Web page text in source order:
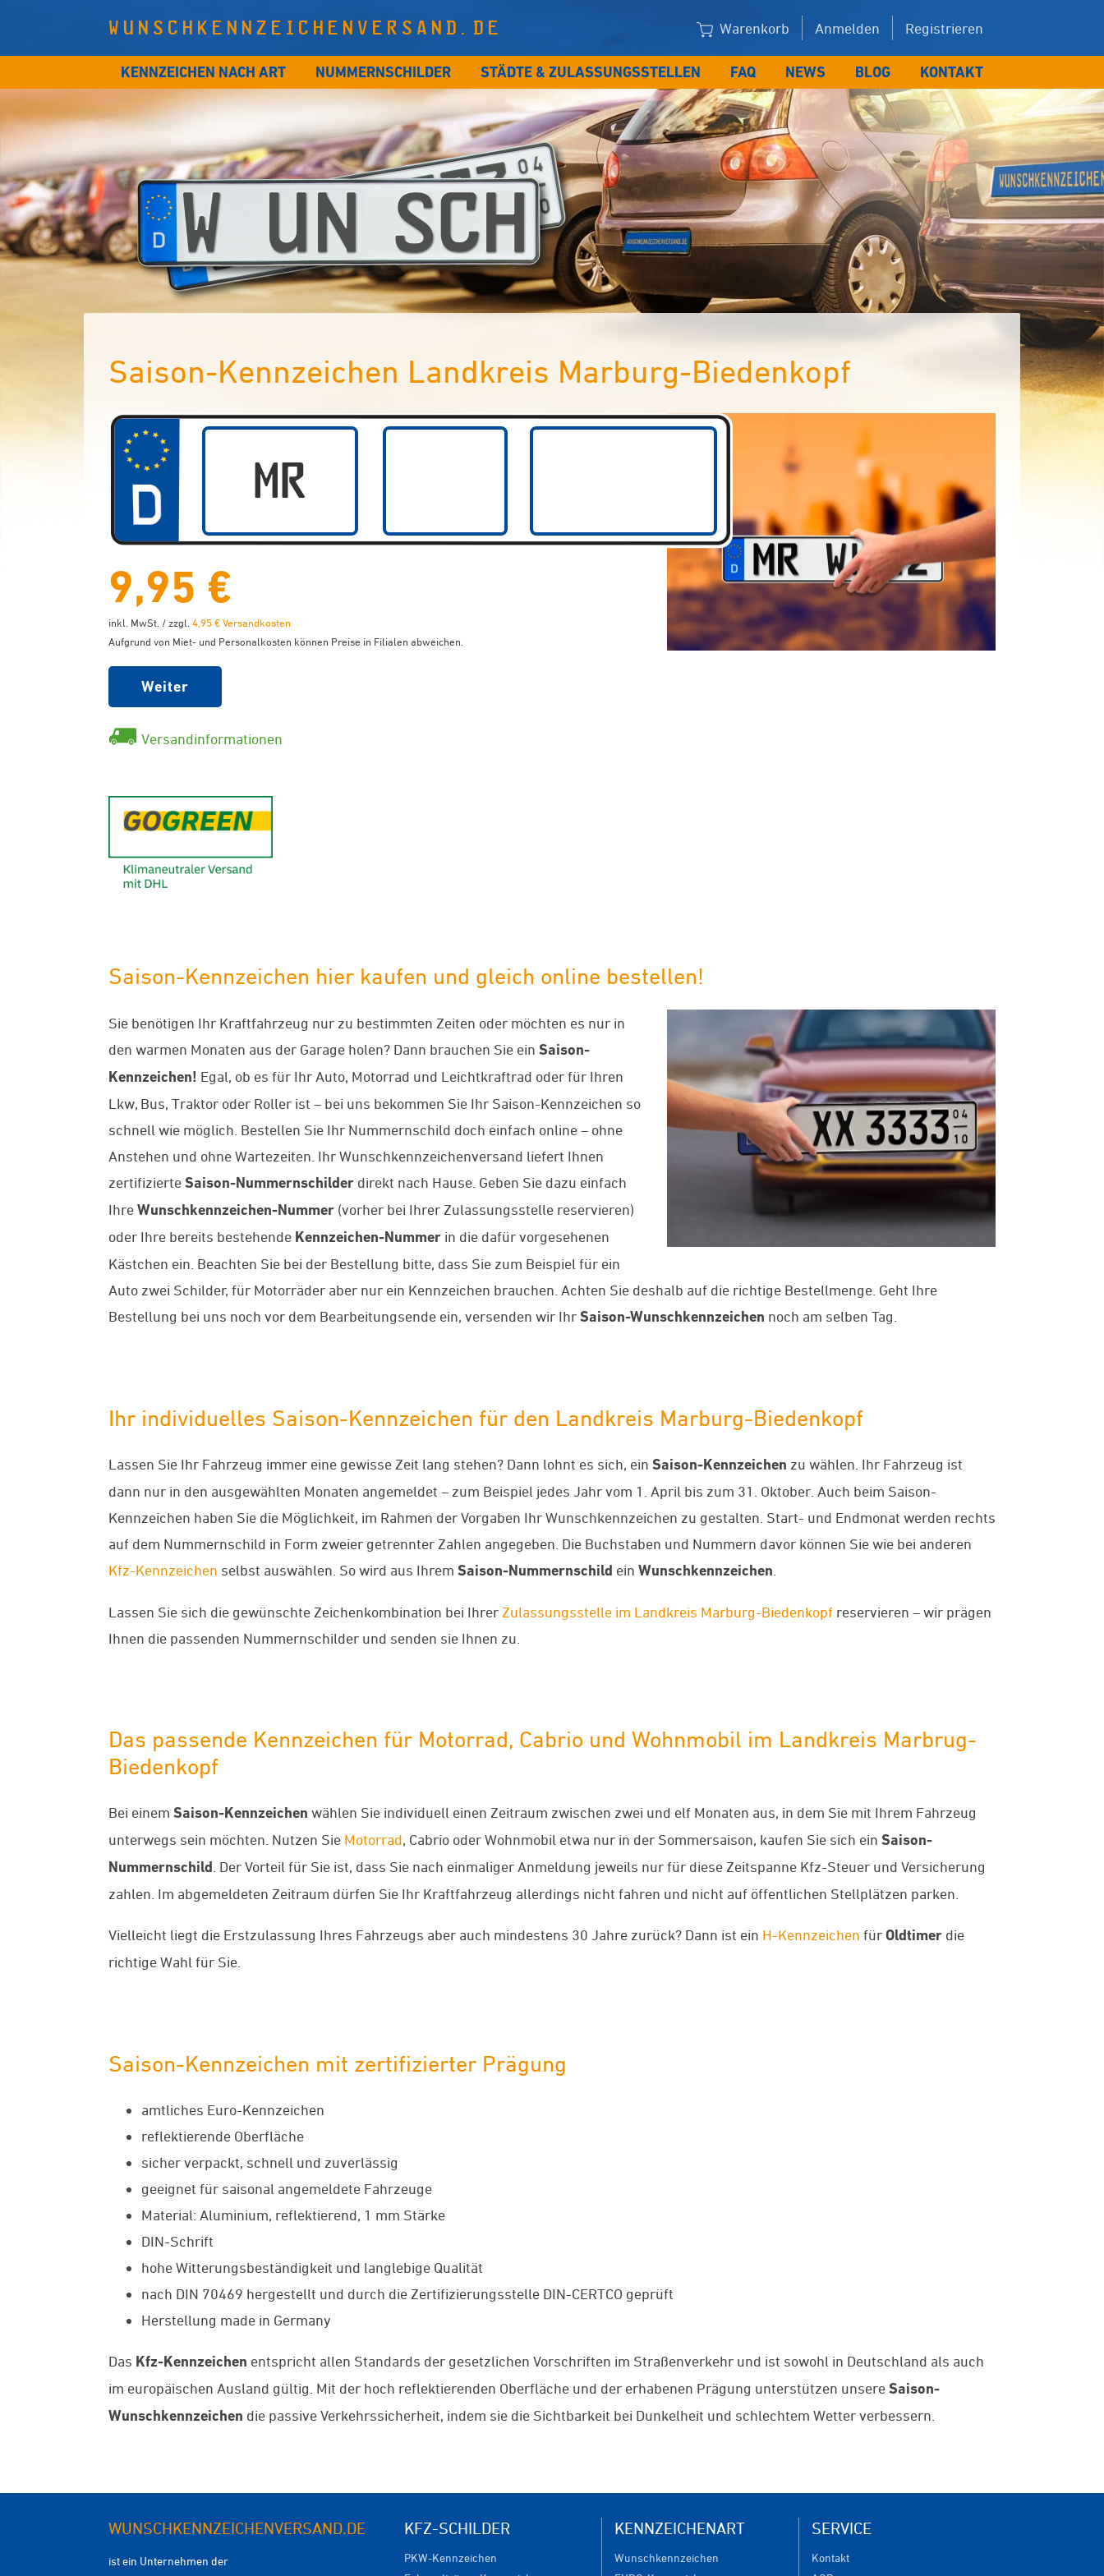
WUNSCHKENNZEICHENVERSAND.DE Warenkorb Anmelden Registrieren
KENNZEICHEN NACH ART NUMMERNSCHILDER STÄDTE & ZULASSUNGSSTELLEN FAQ NEWS BLOG KONTAKT
Saison-Kennzeichen Landkreis Marburg-Biedenkopf
9,95 €
inkl. MwSt. / zzgl. 4,95 € Versandkosten
Aufgrund von Miet- und Personalkosten können Preise in Filialen abweichen.
Weiter
Versandinformationen
Saison-Kennzeichen hier kaufen und gleich online bestellen!
Sie benötigen Ihr Kraftfahrzeug nur zu bestimmten Zeiten oder möchten es nur in
den warmen Monaten aus der Garage holen? Dann brauchen Sie ein Saison-
Kennzeichen! Egal, ob es für Ihr Auto, Motorrad und Leichtkraftrad oder für Ihren
Lkw, Bus, Traktor oder Roller ist – bei uns bekommen Sie Ihr Saison-Kennzeichen so
schnell wie möglich. Bestellen Sie Ihr Nummernschild doch einfach online – ohne
Anstehen und ohne Wartezeiten. Ihr Wunschkennzeichenversand liefert Ihnen
zertifizierte Saison-Nummernschilder direkt nach Hause. Geben Sie dazu einfach
Ihre Wunschkennzeichen-Nummer (vorher bei Ihrer Zulassungsstelle reservieren)
oder Ihre bereits bestehende Kennzeichen-Nummer in die dafür vorgesehenen
Kästchen ein. Beachten Sie bei der Bestellung bitte, dass Sie zum Beispiel für ein
Auto zwei Schilder, für Motorräder aber nur ein Kennzeichen brauchen. Achten Sie deshalb auf die richtige Bestellmenge. Geht Ihre
Bestellung bei uns noch vor dem Bearbeitungsende ein, versenden wir Ihr Saison-Wunschkennzeichen noch am selben Tag.
Ihr individuelles Saison-Kennzeichen für den Landkreis Marburg-Biedenkopf
Lassen Sie Ihr Fahrzeug immer eine gewisse Zeit lang stehen? Dann lohnt es sich, ein Saison-Kennzeichen zu wählen. Ihr Fahrzeug ist
dann nur in den ausgewählten Monaten angemeldet – zum Beispiel jedes Jahr vom 1. April bis zum 31. Oktober. Auch beim Saison-
Kennzeichen haben Sie die Möglichkeit, im Rahmen der Vorgaben Ihr Wunschkennzeichen zu gestalten. Start- und Endmonat werden rechts
auf dem Nummernschild in Form zweier getrennter Zahlen angegeben. Die Buchstaben und Nummern davor können Sie wie bei anderen
Kfz-Kennzeichen selbst auswählen. So wird aus Ihrem Saison-Nummernschild ein Wunschkennzeichen
Lassen Sie sich die gewünschte Zeichenkombination bei Ihrer Zulassungsstelle im Landkreis Marburg-Biedenkopf reservieren – wir prägen
Ihnen die passenden Nummernschilder und senden sie Ihnen zu.
Das passende Kennzeichen für Motorrad, Cabrio und Wohnmobil im Landkreis Marbrug-
Biedenkopf
Bei einem Saison-Kennzeichen wählen Sie individuell einen Zeitraum zwischen zwei und elf Monaten aus, in dem Sie mit Ihrem Fahrzeug
unterwegs sein möchten. Nutzen Sie Motorrad, Cabrio oder Wohnmobil etwa nur in der Sommersaison, kaufen Sie sich ein Saison-
Nummernschild . Der Vorteil für Sie ist, dass Sie nach einmaliger Anmeldung jeweils nur für diese Zeitspanne Kfz-Steuer und Versicherung
zahlen. Im abgemeldeten Zeitraum dürfen Sie Ihr Kraftfahrzeug allerdings nicht fahren und nicht auf öffentlichen Stellplätzen parken.
Vielleicht liegt die Erstzulassung Ihres Fahrzeugs aber auch mindestens 30 Jahre zurück? Dann ist ein H-Kennzeichen für Oldtimer die
richtige Wahl für Sie.
Saison-Kennzeichen mit zertifizierter Prägung
amtliches Euro-Kennzeichen
reflektierende Oberfläche
sicher verpackt, schnell und zuverlässig
geeignet für saisonal angemeldete Fahrzeuge
Material: Aluminium, reflektierend, 1 mm Stärke
DIN-Schrift
hohe Witterungsbeständigkeit und langlebige Qualität
nach DIN 70469 hergestellt und durch die Zertifizierungsstelle DIN-CERTCO geprüft
Herstellung made in Germany
Das Kfz-Kennzeichen entspricht allen Standards der gesetzlichen Vorschriften im Straßenverkehr und ist sowohl in Deutschland als auch
im europäischen Ausland gültig. Mit der hoch reflektierenden Oberfläche und der erhabenen Prägung unterstützen unsere Saison-
Wunschkennzeichen die passive Verkehrssicherheit, indem sie die Sichtbarkeit bei Dunkelheit und schlechtem Wetter verbessern.
WUNSCHKENNZEICHENVERSAND.DE
ist ein Unternehmen der
KFZ-SCHILDER
PKW-Kennzeichen
KENNZEICHENART
Wunschkennzeichen
SERVICE
Kontakt